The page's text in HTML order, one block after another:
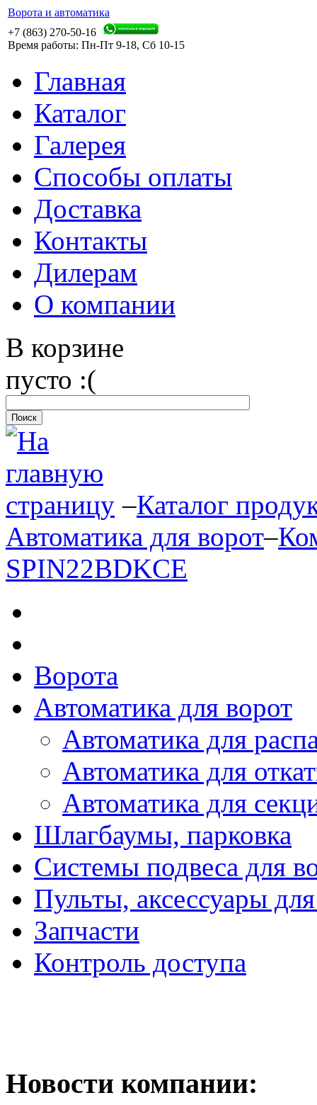
Ворота и автоматика
+7 (863) 270-50-16
Время работы: Пн-Пт 9-18, Сб 10-15
Главная
Каталог
Галерея
Способы оплаты
Доставка
Контакты
Дилерам
О компании
В корзине
пусто :(
–Каталог
Автоматика для ворот–
SPIN22BDKCE
Ворота
Автоматика для ворот
Автоматика для
Автоматика для
Автоматика для
Шлагбаумы, парковка
Системы подвеса для
Пульты, аксессуары
Запчасти
Контроль доступа
Новости компании: